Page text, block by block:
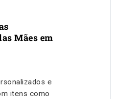
Mães em
e
itens como